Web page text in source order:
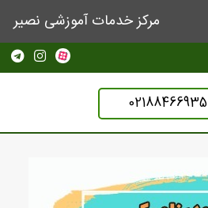
مرکز خدمات آموزشی نصیر
02188466935